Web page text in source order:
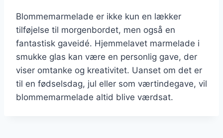
Blommemarmelade er ikke kun en lækker
tilføjelse til morgenbordet, men også en
fantastisk gaveidé. Hjemmelavet marmelade i
smukke glas kan være en personlig gave, der
viser omtanke og kreativitet. Uanset om det er
til en fødselsdag, jul eller som værtindegave, vil
blommemarmelade altid blive værdsat.